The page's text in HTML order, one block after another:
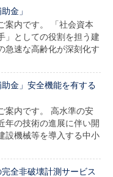
金」
案内です。 「社会資本
」としての役割を担う建
急速な高齢化が深刻化す
助金」安全機能を有する
案内です。 高水準の安
年の技術の進展に伴い開
設機械等を導入する中小
全非破壊計測サービス